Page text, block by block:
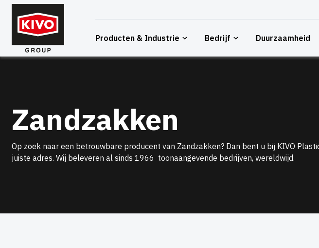
Overslaan
inhoud
Producten & Industrie Bedrijf Duurzaamheid
Zandzakken
Op zoek naar een betrouwbare producent van Zandzakken? Dan bent u bij KIVO
juiste adres. Wij beleveren al sinds 1966 toonaangevende bedrijven, wereldwijd.